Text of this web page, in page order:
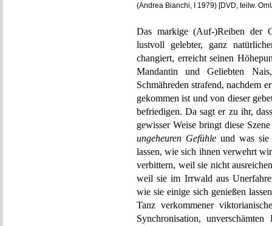
(Andrea Bianchi, I 1979) [DVD, teilw.
Das markige (Auf-)Reiben der
lustvoll gelebter, ganz
changiert, erreicht seinen
Mandantin und Geliebten
Schmähreden strafend, nachdem
gekommen ist und von dieser
befriedigen. Da sagt er zu ihr,
gewisser Weise bringt diese
ungeheuren Gefühleund was sie
lassen, wie sich ihnen verwehrt
verbittern, weil sie nicht
weil sie im Irrwald aus
wie sie einige sich genießen
Tanz verkommener
Synchronisation,